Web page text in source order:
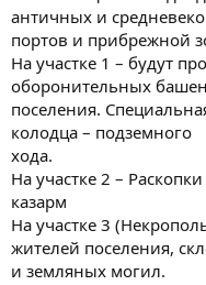
античных и
портов и прибрежной
На участке 1 – будут
оборонительных
поселения.
колодца – подземного
хода.
На участке 2 –
казарм
На участке 3
жителей поселения,
и земляных могил.